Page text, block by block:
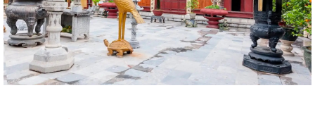
dân phòng, chống mua bán người...
Quyết định Ban hành Quy chế nội bộ về phát ngôn và cung cấp thông
tin cho báo chí của Ủy ban nhân...
Danh sách Người phát ngôn và cung cấp thông tin cho báo chí xã Vĩnh